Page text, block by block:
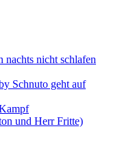
nachts nicht schlafen
Schnuto geht auf
und Herr Fritte)